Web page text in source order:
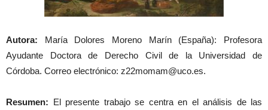
Autora: María Dolores Moreno Marín (España): Profesora
Ayudante Doctora de Derecho Civil de la Universidad de
Córdoba. Correo electrónico: z22momam@uco.es.
Resumen: El presente trabajo se centra en el análisis de las